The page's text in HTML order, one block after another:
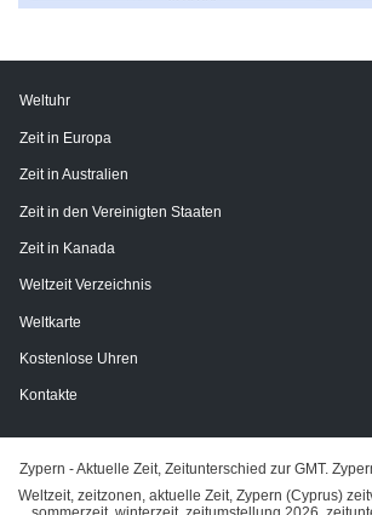
Weltuhr
Zeit in Europa
Zeit in Australien
Zeit in den Vereinigten Staaten
Zeit in Kanada
Weltzeit Verzeichnis
Weltkarte
Kostenlose Uhren
Kontakte
Zypern - Aktuelle Zeit, Zeitunterschied zur GMT.
Weltzeit, zeitzonen, aktuelle Zeit, Zypern (Cyprus)